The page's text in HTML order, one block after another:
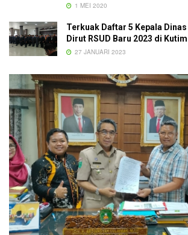
1 MEI 2020
Terkuak Daftar 5 Kepala
Dirut RSUD Baru 2023 di Kutim
27 JANUARI 2023